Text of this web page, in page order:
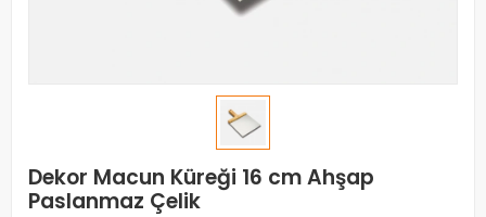
Dekor Macun Küreği 16 cm Ahşap
Paslanmaz Çelik